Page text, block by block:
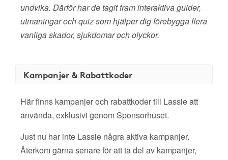
undvika. Därför har de tagit fram interaktiva guider,
utmaningar och quiz som hjälper dig förebygga flera
vanliga skador, sjukdomar och olyckor.
Kampanjer & Rabattkoder
Här finns kampanjer och rabattkoder till Lassie att
använda, exklusivt genom Sponsorhuset.
Just nu har inte Lassie några aktiva kampanjer.
Återkom gärna senare för att ta del av kampanjer,